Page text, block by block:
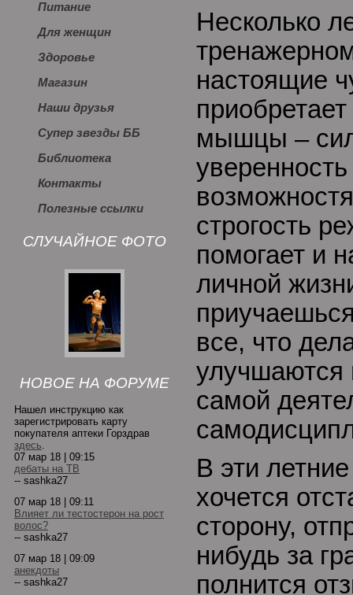
Питание
Для женщин
Здоровье
Магазин
Наши друзья
Супер звезды ББ
Библиотека
Контакты
Полезные ссылки
СЛУЧАЙНОЕ ФОТО
НОВОЕ НА ФОРУМЕ
Нашел инструкцию как
зарегистрировать карту
покупателя аптеки Горздрав
здесь.
07 мар 18 | 09:15
дебаты на ТВ
-- sashka27
07 мар 18 | 09:11
Влияет ли тестостерон на рост
волос?
-- sashka27
07 мар 18 | 09:09
анекдоты
-- sashka27
Несколько
настоящие
мышцы –
строгость
помогает и
личной
все, что
улучшаются
самой
В эти
хочется
сторону,
нибудь за
полнится